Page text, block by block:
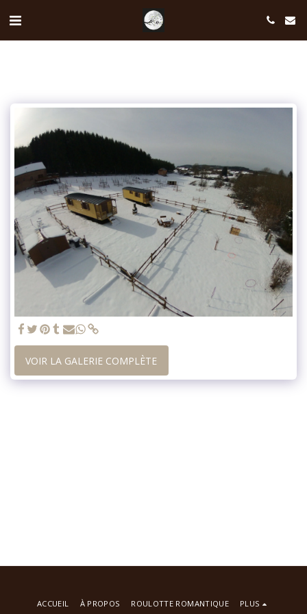
VOIR LA GALERIE COMPLÈTE
ACCUEIL À PROPOS ROULOTTE ROMANTIQUE PLUS